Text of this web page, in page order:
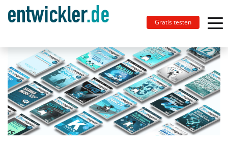
Gratis testen